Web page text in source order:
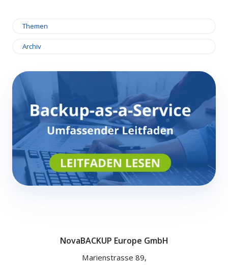
Themen
Archiv
NovaBACKUP Europe GmbH
Marienstrasse 89,